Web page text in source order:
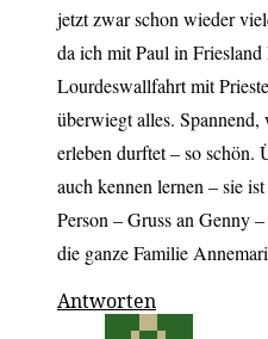
jetzt zwar schon wieder
da ich mit Paul in
Lourdeswallfahrt mit
überwiegt alles.
erleben durftet – so schön.
auch kennen lernen – sie
Person – Gruss an Genny
die ganze Familie
Antworten